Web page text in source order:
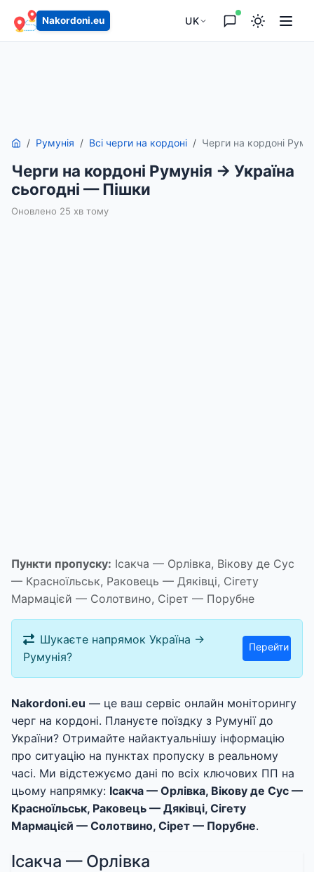
Nakordoni.eu UK
Румунія Всі черги на кордоні Черги на кордоні
Черги на кордоні Румунія → Україна
сьогодні — Пішки
Оновлено 25 хв тому
Пункти пропуску: Ісакча — Орлівка, Вікову де Сус
— Красноїльськ, Раковець — Дяківці, Сігету
Мармацієй — Солотвино, Сірет — Порубне
Шукаєте напрямок Україна →
Румунія?
Перейти
Nakordoni.eu — це ваш сервіс онлайн моніторингу
черг на кордоні. Плануєте поїздку з Румунії до
України? Отримайте найактуальнішу інформацію
про ситуацію на пунктах пропуску в реальному
часі. Ми відстежуємо дані по всіх ключових ПП на
цьому напрямку: Ісакча — Орлівка, Вікову де Сус —
Красноїльськ, Раковець — Дяківці, Сігету
Мармацієй — Солотвино, Сірет — Порубне.
Ісакча — Орлівка